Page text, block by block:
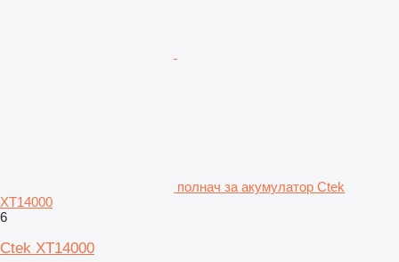
полнач за акумулатор Ctek
XT14000
6
Ctek XT14000